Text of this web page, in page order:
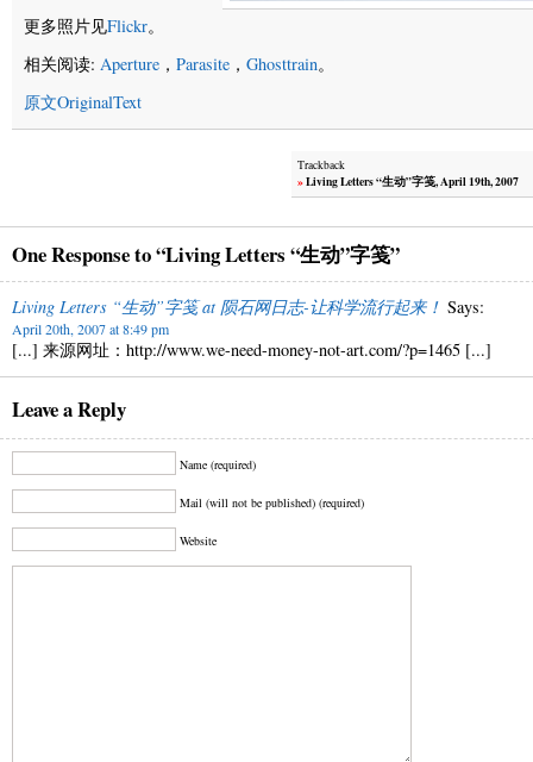
更多照片见Flickr。
相关阅读: Aperture ， Parasite ， Ghosttrain。
原文OriginalText
Trackback
»Living Letters “生动”字笺, April 19th, 2007
One Response to “Living Letters “生动”字笺”
Living Letters “生动”字笺 at 陨石网日志-让科学流行起来！ Says:
April 20th, 2007 at 8:49 pm
[...] 来源网址：http://www.we-need-money-not-art.com/?p=1465 [...]
Leave a Reply
Name (required)
Mail (will not be published) (required)
Website